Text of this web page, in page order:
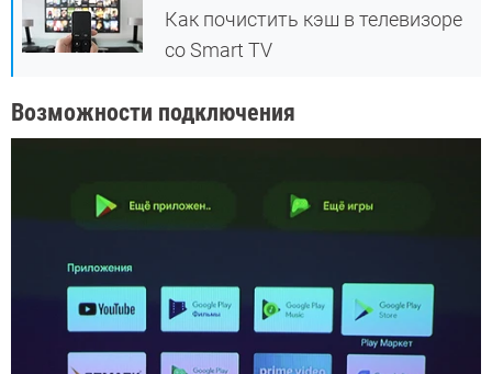
Как почистить кэш в телевизоре
со Smart TV
Возможности подключения